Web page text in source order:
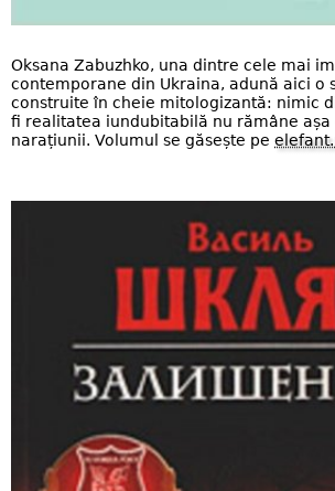
Oksana Zabuzhko, una dintre cele mai
contemporane din Ukraina, adună aici o
construite în cheie mitologizantă: nimic
fi realitatea iundubitabilă nu rămâne așa
narațiunii. Volumul se găsește pe